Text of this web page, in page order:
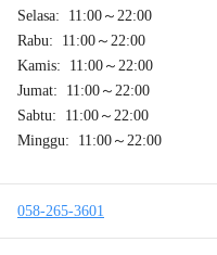
Selasa: 11:00～22:00
Rabu: 11:00～22:00
Kamis: 11:00～22:00
Jumat: 11:00～22:00
Sabtu: 11:00～22:00
Minggu: 11:00～22:00
058-265-3601